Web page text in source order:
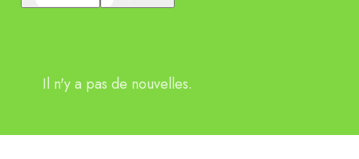
Il n'y a pas de nouvelles.